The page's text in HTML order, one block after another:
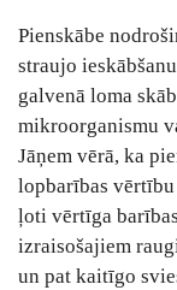
Pienskābe
straujo
galvenā loma
mikroorganismu
Jāņem vērā, ka
lopbarības
ļoti vērtīga
izraisošajiem
un pat kaitīgo